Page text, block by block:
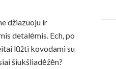
džiazuoju ir
detalėmis. Ech, po
lūžti kovodami su
šiukšliadėžėn?